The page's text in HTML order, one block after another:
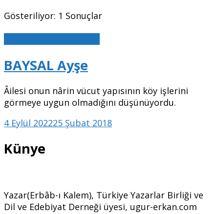
Gösteriliyor: 1 Sonuçlar
BAYSAL Ayşe
Âilesi onun nârin vücut yapısının köy işlerini
görmeye uygun olmadığını düşünüyordu.
4 Eylül 202225 Şubat 2018
Künye
Yazar(Erbâb-ı Kalem), Türkiye Yazarlar Birliği ve
Dil ve Edebiyat Derneği üyesi, ugur-erkan.com